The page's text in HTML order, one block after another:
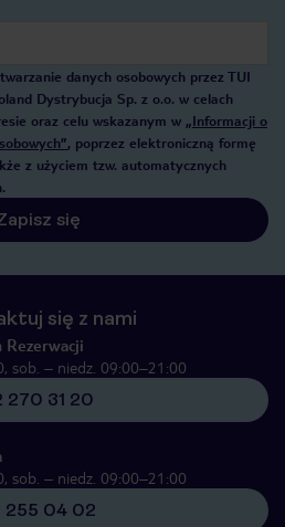
danych osobowych przez TUI
Dystrybucja Sp. z o.o. w celach
oraz celu wskazanym w „Informacji o
, poprzez elektroniczną formę
z użyciem tzw. automatycznych
się
się z nami
Rezerwacji
sob. – niedz. 09:00–21:00
270 31 20
sob. – niedz. 09:00–21:00
255 04 02